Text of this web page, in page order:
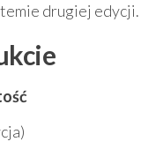
drugiej edycji.